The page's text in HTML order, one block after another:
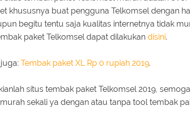
khususnya buat pengguna Telkomsel dengan
begitu tentu saja kualitas internetnya tidak
paket Telkomsel dapat dilakukan disini.
Tembak paket XL Rp 0 rupiah 2019.
situs tembak paket Telkomsel 2019,
sekali ya dengan atau tanpa tool tembak